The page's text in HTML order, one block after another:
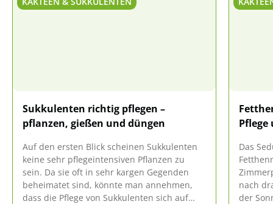
Sukkulenten richtig pflegen –
pflanzen, gießen und düngen
Auf den ersten Blick scheinen Sukkulenten
keine sehr pflegeintensiven Pflanzen zu
sein. Da sie oft in sehr kargen Gegenden
beheimatet sind, könnte man annehmen,
dass die Pflege von Sukkulenten sich auf
Das
nach
der